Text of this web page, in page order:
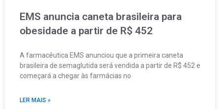
EMS anuncia caneta brasileira para
obesidade a partir de R$ 452
A farmacêutica EMS anunciou que a primeira caneta
brasileira de semaglutida será vendida a partir de R$ 452 e
começará a chegar às farmácias no
LER MAIS »